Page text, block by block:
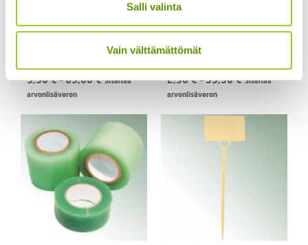
Salli valinta
Vain välttämättömät
Taimistokilpi 6 x 9 cm
9,90€ – 69,00€Hintaluokka:
9,90 €
69,00 €
Jalostusteippi
2,50€ – 39,90€Hintaluokka:
2,50 €
39,90 €